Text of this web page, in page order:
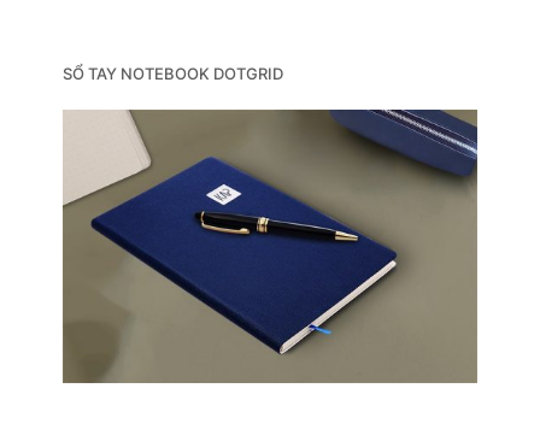
SỔ TAY NOTEBOOK DOTGRID